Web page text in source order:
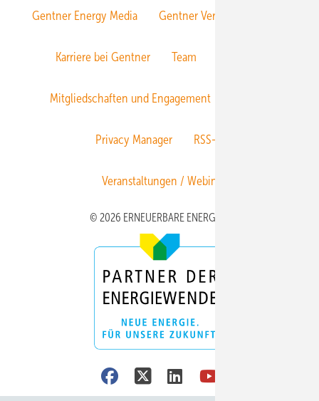
Gentner Energy Media Gentner Verlag
Karriere bei Gentner Team
Mitgliedschaften und Engagement
Privacy Manager RSS-Feed
Veranstaltungen / Webinare
© 2026 ERNEUERBARE ENERGIEN